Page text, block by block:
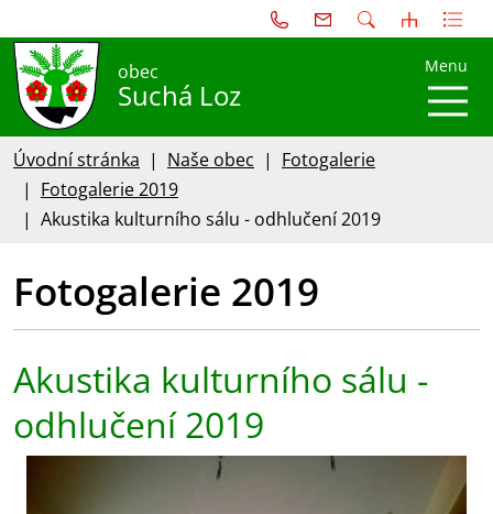
obec
Suchá Loz
Menu
Úvodní stránka Naše obec
Fotogalerie
Fotogalerie 2019
Akustika kulturního sálu - odhlučení 2019
Fotogalerie 2019
Akustika kulturního sálu -
odhlučení 2019